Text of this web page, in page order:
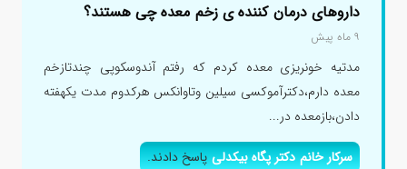
داروهای درمان کننده ی زخم معده چی هستند؟
۹ ماه پیش
مدتیه خونریزی معده کردم که رفتم آندوسکوپی چندتازخم
معده دارم،دکترآموکسی سیلین وتاوانکس هرکدوم مدت یکهفته
دادن،بازمعده در...
سرکار خانم دکتر پگاه بیکدلیپاسخ دادند.